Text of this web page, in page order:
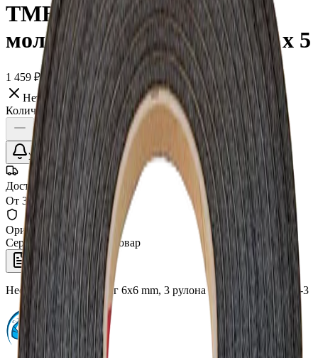
TMB-6655-3 Неопреновый
молдинг 6x6 mm, 3 рулона х 5
1 459 ₽
Нет в наличии
Количество:
Уточнить наличие
Доставка СДЭК
От 350₽ по России
Оригинал 100%
Сертифицированный товар
Описание
Неопреновый молдинг 6x6 mm, 3 рулона х 5,5 m, TMB-6655-3